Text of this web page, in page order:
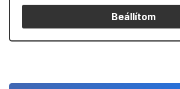
Beállítom